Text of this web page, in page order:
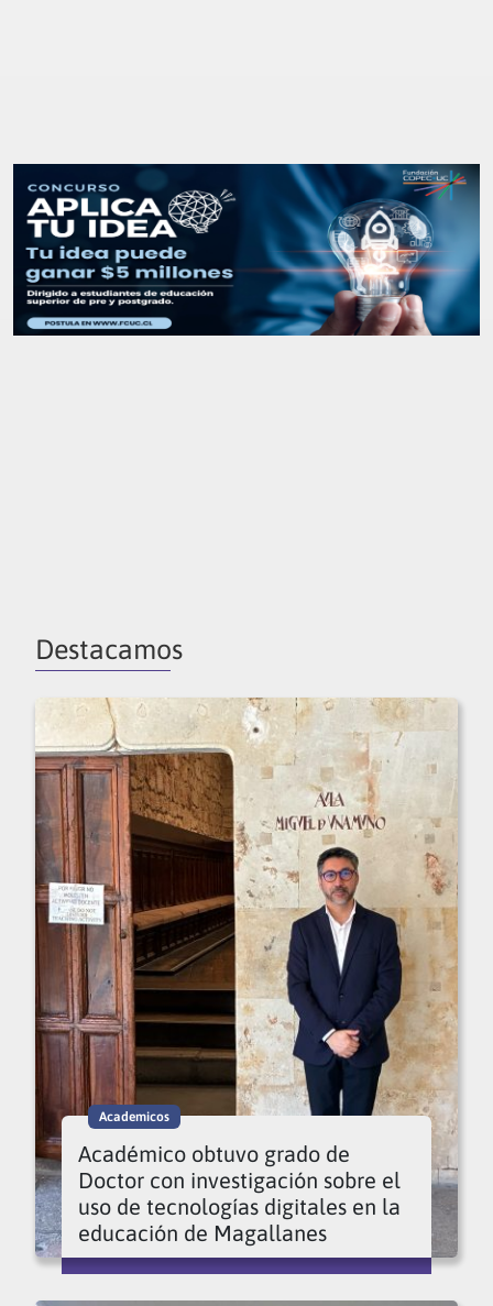
Destacamos
Academicos
Académico obtuvo grado de
Doctor con investigación sobre el
uso de tecnologías digitales en la
educación de Magallanes